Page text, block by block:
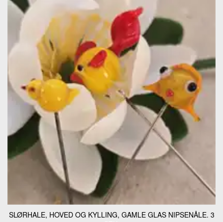
SLØRHALE, HOVED OG KYLLING, GAMLE GLAS NIPSENÅLE. 3